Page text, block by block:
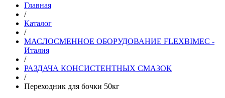
Главная
/
Каталог
/
МАСЛОСМЕННОЕ ОБОРУДОВАНИЕ FLEXBIMEC -
Италия
/
РАЗДАЧА КОНСИСТЕНТНЫХ СМАЗОК
/
Переходник для бочки 50кг